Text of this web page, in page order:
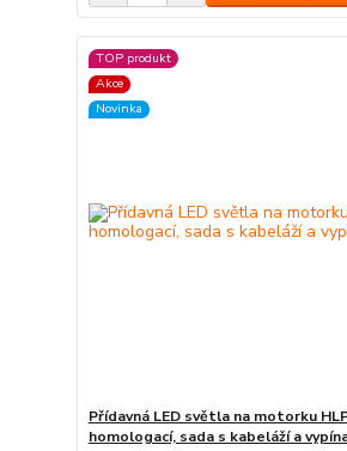
TOP produkt
Akce
Novinka
Přídavná LED světla na motorku
homologací, sada s kabeláží a